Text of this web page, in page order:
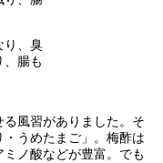
り、臭
、腸も
風習がありました。そ
うめたまご」。梅酢は
ノ酸などが豊富。でも